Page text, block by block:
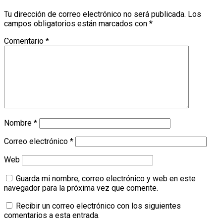
Tu dirección de correo electrónico no será publicada. Los
campos obligatorios están marcados con *
Comentario *
Nombre *
Correo electrónico *
Web
Guarda mi nombre, correo electrónico y web en este
navegador para la próxima vez que comente.
Recibir un correo electrónico con los siguientes
comentarios a esta entrada.